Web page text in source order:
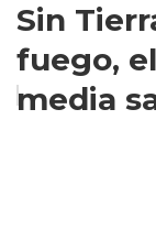
Sin
fuego,
media